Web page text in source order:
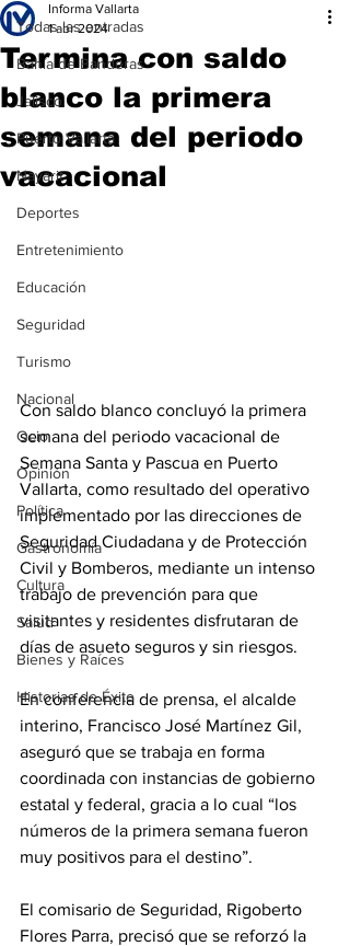
Todas las entradas
Bahía de Banderas
Jalisco
Puerto Vallarta
Nayarit
Deportes
Entretenimiento
Educación
Seguridad
Turismo
Nacional
Ocio
Opinión
Política
Gastronomía
Cultura
Salud
Bienes y Raíces
Historias de Éxito
Termina con saldo
blanco la primera
semana del periodo
vacacional
Informa Vallarta
1 abr 2024
Con saldo blanco concluyó la primera
semana del periodo vacacional de
Semana Santa y Pascua en Puerto
Vallarta, como resultado del operativo
implementado por las direcciones de
Seguridad Ciudadana y de Protección
Civil y Bomberos, mediante un intenso
trabajo de prevención para que
visitantes y residentes disfrutaran de
días de asueto seguros y sin riesgos.
En conferencia de prensa, el alcalde
interino, Francisco José Martínez Gil,
aseguró que se trabaja en forma
coordinada con instancias de gobierno
estatal y federal, gracia a lo cual “los
números de la primera semana fueron
muy positivos para el destino”.
El comisario de Seguridad, Rigoberto
Flores Parra, precisó que se reforzó la